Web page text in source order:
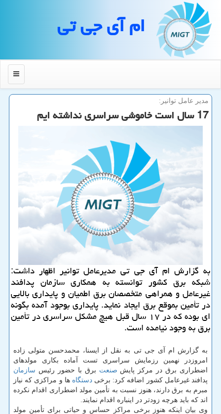
ام آی جی تی
منو
مدیر عامل توانیر:
17 سال است خاموشی سراسری نداشته ایم
به گزارش ام آی جی تی مدیرعامل توانیر اظهار داشت:
شبكه برق كشور توانسته به همكاری سازمان پدافند
غیرعامل و همراهی متخصصان برق اطمیان و پایداری بالایی
در تأمین بموقع برق ایجاد نماید. پایداری بوجود آمده بگونه
ای بوده كه در ۱۷ سال قبل هیچ مشكل سراسری در تأمین
برق به وجود نیامده است.
به گزارش ام آی جی تی به نقل از ایسنا، محمدحسن متولی زاده
امروزدر نهمین رزمایش سراسری تست آماده بکاری مولدهای
اضطراری برق در مرکز پایش صنعت برق با حضور رئیس سازمان
پدافند غیرعامل کشور اضافه کرد: برخیدستگاه ها و مراکزی که نیاز
مبرم به برق دارند، هنوز نسبت به تأمین مولد اضطراری اقدام نکرده
اند که باید هرچه زودتر در اینباره اقدام نمایند.
وی بیان اینکه هنوز برخی مراکز حساس و حیاتی برای تأمین مولد